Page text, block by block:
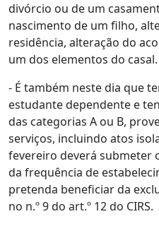
divórcio ou de um
nascimento de um filho,
residência, alteração do
um dos elementos do casal.
- É também neste dia que
estudante dependente e
das categorias A ou B,
serviços, incluindo atos
fevereiro deverá submeter
da frequência de
pretenda beneficiar da
no n.º 9 do art.º 12 do CIRS.